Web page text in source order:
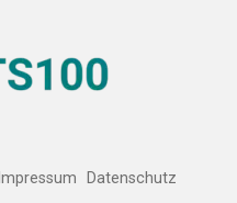
Impressum Datenschutz